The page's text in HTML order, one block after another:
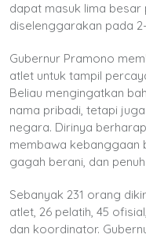
dapat masuk lima
diselenggarakan pada
Gubernur Pramono
atlet untuk tampil
Beliau mengingatkan
nama pribadi, tetapi
negara. Dirinya
membawa kebanggaan
gagah berani, dan
Sebanyak 231 orang
atlet, 26 pelatih, 45
dan koordinator.